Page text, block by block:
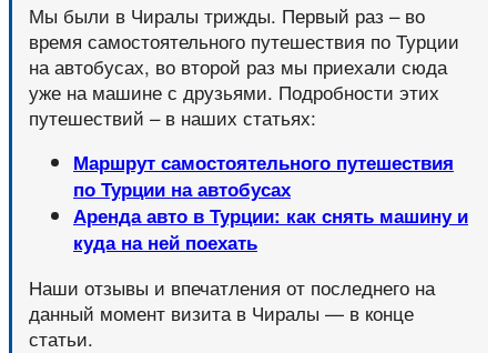
Мы были в Чиралы трижды. Первый раз – во
время самостоятельного путешествия по Турции
на автобусах, во второй раз мы приехали сюда
уже на машине с друзьями. Подробности этих
путешествий – в наших статьях:
Маршрут самостоятельного путешествия
по Турции на автобусах
Аренда авто в Турции: как снять машину и
куда на ней поехать
Наши отзывы и впечатления от последнего на
данный момент визита в Чиралы — в конце
статьи.